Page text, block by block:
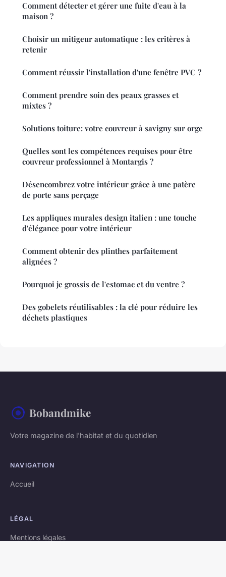
Comment détecter et gérer une fuite d'eau à la
maison ?
Choisir un mitigeur automatique : les critères à
retenir
Comment réussir l'installation d'une fenêtre PVC ?
Comment prendre soin des peaux grasses et
mixtes ?
Solutions toiture: votre couvreur à savigny sur orge
Quelles sont les compétences requises pour être
couvreur professionnel à Montargis ?
Désencombrez votre intérieur grâce à une patère
de porte sans perçage
Les appliques murales design italien : une touche
d'élégance pour votre intérieur
Comment obtenir des plinthes parfaitement
alignées ?
Pourquoi je grossis de l'estomac et du ventre ?
Des gobelets réutilisables : la clé pour réduire les
déchets plastiques
Bobandmike
Votre magazine de l'habitat et du quotidien
NAVIGATION
Accueil
LÉGAL
Mentions légales